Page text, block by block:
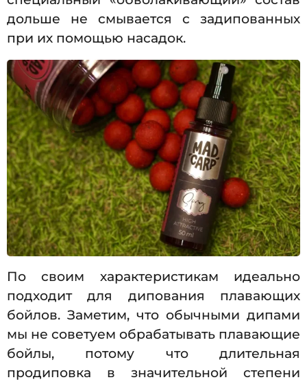
дольше не смывается с задипованных
при их помощью насадок.
По своим характеристикам идеально
подходит для дипования плавающих
бойлов. Заметим, что обычными дипами
мы не советуем обрабатывать плавающие
бойлы, потому что длительная
продиповка в значительной степени